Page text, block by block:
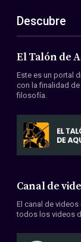
ES
EN
Acerca de
Miembros
Convenios
Descubre
El Talón de
Este es un portal
con la finalidad
filosofía.
Canal de
El canal de videos
todos los videos